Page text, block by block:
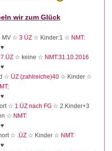
wir zum Glück
MV ☆ 3 ÜZ ☆ Kinder:1 ☆ NMT:
♥
7.ÜZ ☆ keine ☆ NMT:31.10.2016
♥
☆ ÜZ (zahlreiche)40 ☆ Kinder ☆
♥
☆ 1.ÜZ nach FG ☆ 2.Kinder+3
☆ NMT:
♥
☆ .ÜZ ☆ Kinder ☆ NMT:
♥